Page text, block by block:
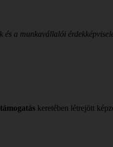
és a munkavállalói
keretében létrejött